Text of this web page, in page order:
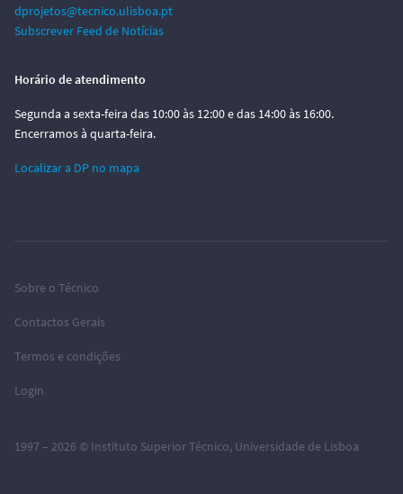
dprojetos@tecnico.ulisboa.pt
Subscrever Feed de Notícias
Horário de atendimento
Segunda a sexta-feira das 10:00 às 12:00 e das 14:00 às 16:00.
Encerramos à quarta-feira.
Localizar a DP no mapa
Sobre o Técnico
Contactos Gerais
Termos e condições
Login
1997 – 2026 © Instituto Superior Técnico, Universidade de Lisboa